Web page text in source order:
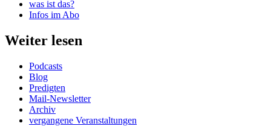
was ist das?
Infos im Abo
Weiter lesen
Podcasts
Blog
Predigten
Mail-Newsletter
Archiv
vergangene Veranstaltungen